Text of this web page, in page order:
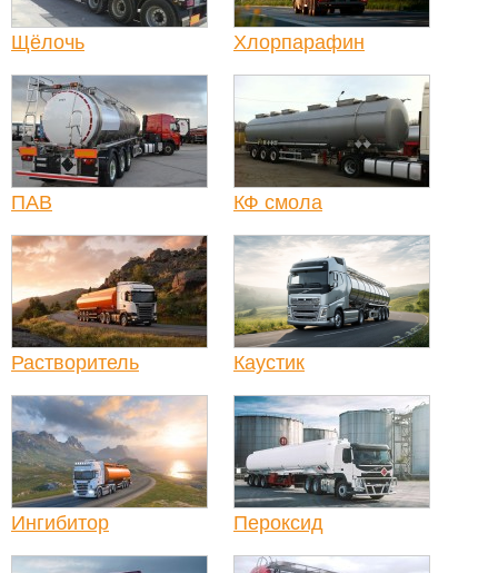
Щёлочь Хлорпарафин
ПАВ КФ смола
Растворитель Каустик
Ингибитор Пероксид